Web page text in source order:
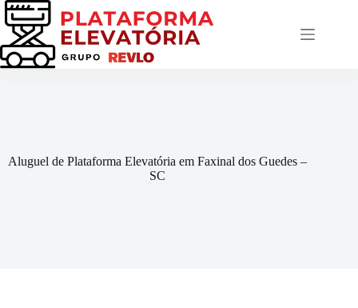
Pular
para
conteúdo
Aluguel de Plataforma Elevatória em Faxinal dos Guedes –
SC